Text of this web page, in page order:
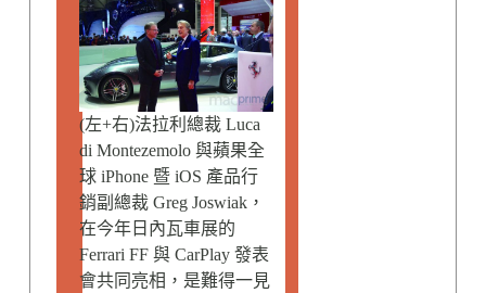
(左+右)法拉利總裁 Luca
di Montezemolo 與蘋果全
球 iPhone 暨 iOS 產品行
銷副總裁 Greg Joswiak，
在今年日內瓦車展的
Ferrari FF 與 CarPlay 發表
會共同亮相，是難得一見